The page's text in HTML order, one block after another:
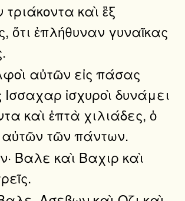
καὶ ἓξ
ὅτι ἐπλήθυναν γυναῖκας
αὐτῶν εἰς πάσας
ἰσχυροὶ δυνάμει
καὶ ἑπτὰ χιλιάδες, ὁ
αὐτῶν τῶν πάντων.
Βαλε καὶ Βαχιρ καὶ